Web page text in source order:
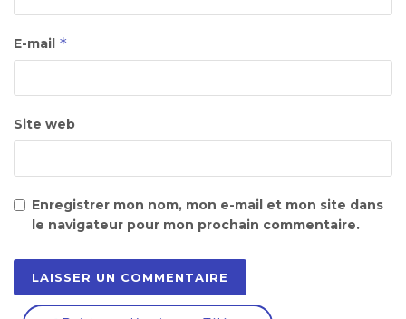
E-mail *
Site web
Enregistrer mon nom, mon e-mail et mon site dans
le navigateur pour mon prochain commentaire.